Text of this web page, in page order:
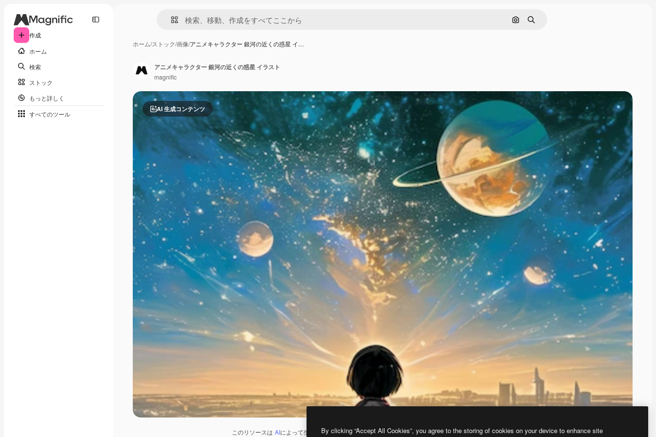
作成
ホーム
検索
ストック
もっと詳しく
すべてのツール
画像で検索
検索
ホーム/ストック/画像/アニメキャラクター 銀河の近くの惑星 イ…
AI 生成コンテンツ
このリソースは AIによって生成されたものです。 AI画像生成ツールを使うと、あなた独自の画像を作成できます。
アニメキャラクター 銀河の近くの惑星 イラスト
magnific
By clicking “Accept All Cookies”, you agree to the storing of cookies on your device to enhance site